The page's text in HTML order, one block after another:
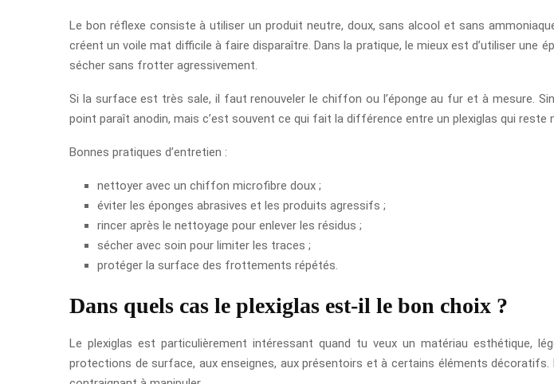
Le bon réflexe consiste à utiliser un produit neutre, doux, sans alcool et sans
créent un voile mat difficile à faire disparaître. Dans la pratique, le mieux est d’utiliser une
sécher sans frotter agressivement.
Si la surface est très sale, il faut renouveler le chiffon ou l’éponge au fur et à mesure.
point paraît anodin, mais c’est souvent ce qui fait la différence entre un plexiglas qui
Bonnes pratiques d’entretien :
nettoyer avec un chiffon microfibre doux ;
éviter les éponges abrasives et les produits agressifs ;
rincer après le nettoyage pour enlever les résidus ;
sécher avec soin pour limiter les traces ;
protéger la surface des frottements répétés.
Dans quels cas le plexiglas est-il le bon choix ?
Le plexiglas est particulièrement intéressant quand tu veux un matériau esthétique,
protections de surface, aux enseignes, aux présentoirs et à certains éléments